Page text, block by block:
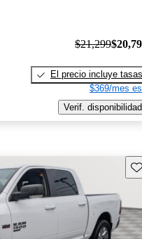
$21,299
El precio incluye tasas
$369/mes
Verif. disponibilidad